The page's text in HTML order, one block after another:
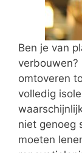
Ben je van
verbouwen?
omtoveren
volledig
niet genoeg
moeten